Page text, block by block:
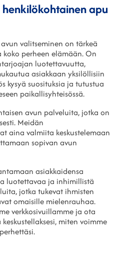
apu
valitseminen on tärkeä
perheen elämään. On
luotettavuutta,
asiakkaan yksilöllisiin
kysyä suosituksia ja tutustua
paikallisyhteisössä.
avun palveluita, jotka on
Meidän
aina valmiita keskustelemaan
sopivan avun
asiakkaidensa
luotettavaa ja inhimillistä
jotka tukevat ihmisten
omaisille mielenrauhaa.
verkkosivuillamme ja ota
miten voimme